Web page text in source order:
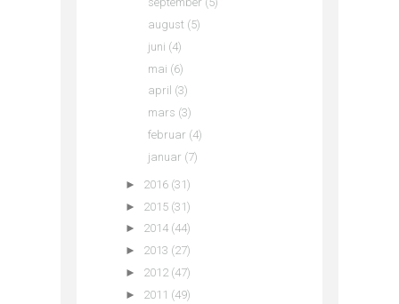
august (5)
juni (4)
mai (6)
april (3)
mars (3)
februar (4)
januar (7)
► 2016 (31)
► 2015 (31)
► 2014 (44)
► 2013 (27)
► 2012 (47)
► 2011 (49)